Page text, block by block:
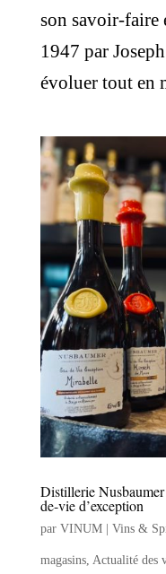
son savoir-faire
1947 par
évoluer tout en
Distillerie Nusbaumer
de-vie d’exception
par VINUM | Vins &
magasins, Actualité des